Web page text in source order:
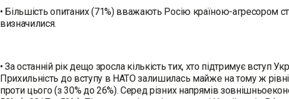
• Більшість опитаних (71%) вважають Росію країною-агресором
визначилися.
• За останній рік дещо зросла кількість тих, хто підтримує вступ
Прихильність до вступу в НАТО залишилась майже на тому ж
проти цього (з 30% до 26%). Серед різних напрямів